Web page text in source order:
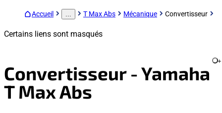
Accueil T Max Abs Mécanique Convertisseur
Certains liens sont masqués
Convertisseur - Yamaha
T Max Abs
+